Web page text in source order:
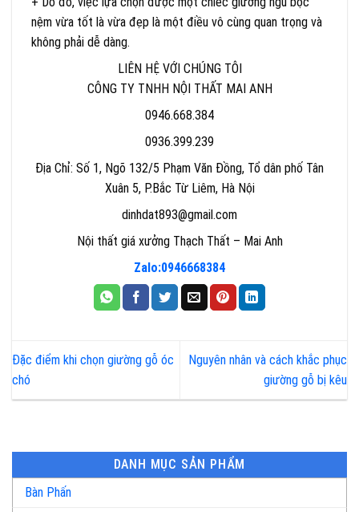
nệm vừa tốt là vừa đẹp là một điều vô cùng quan trọng và
không phải dễ dàng.
LIÊN HỆ VỚI CHÚNG TÔI
CÔNG TY TNHH NỘI THẤT MAI ANH
0946.668.384
0936.399.239
Địa Chỉ: Số 1, Ngõ 132/5 Phạm Văn Đồng, Tổ dân phố Tân
Xuân 5, P.Bắc Từ Liêm, Hà Nội
dinhdat893@gmail.com
Nội thất giá xưởng Thạch Thất – Mai Anh
Zalo:0946668384
Đặc điểm khi chọn giường gỗ óc
chó
Nguyên nhân và cách khắc phục
giường gỗ bị kêu
DANH MỤC SẢN PHẨM
Bàn Phấn